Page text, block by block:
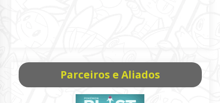
Parceiros e Aliados